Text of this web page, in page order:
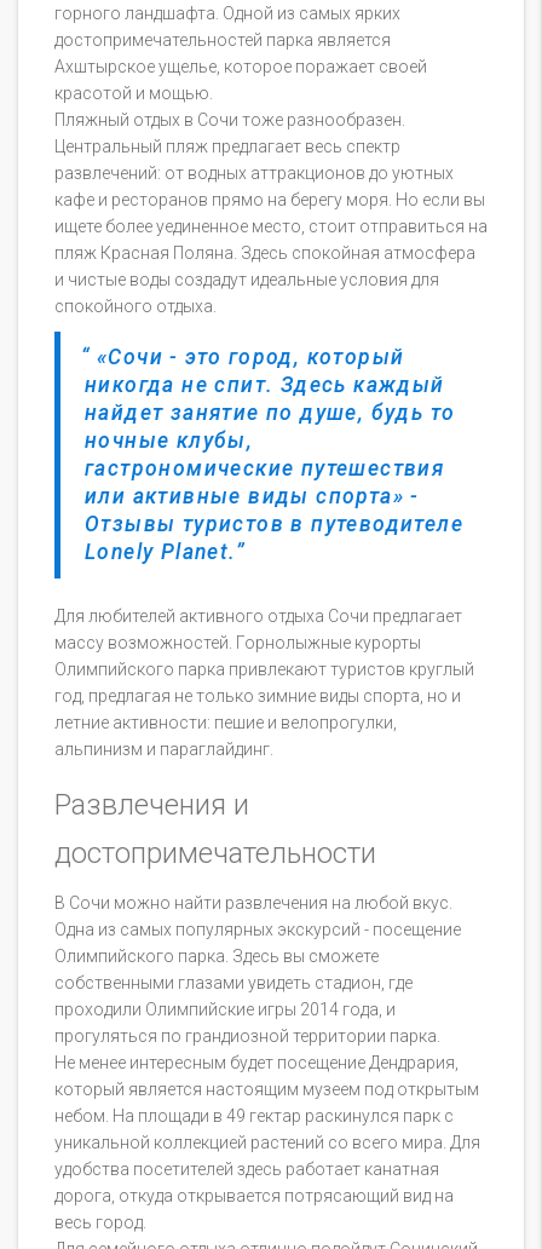
горного ландшафта. Одной из самых ярких
достопримечательностей парка является
Ахштырское ущелье, которое поражает своей
красотой и мощью.
Пляжный отдых в Сочи тоже разнообразен.
Центральный пляж предлагает весь спектр
развлечений: от водных аттракционов до уютных
кафе и ресторанов прямо на берегу моря. Но если вы
ищете более уединенное место, стоит отправиться на
пляж Красная Поляна. Здесь спокойная атмосфера
и чистые воды создадут идеальные условия для
спокойного отдыха.
«Сочи - это город, который
никогда не спит. Здесь каждый
найдет занятие по душе, будь то
ночные клубы,
гастрономические путешествия
или активные виды спорта» -
Отзывы туристов в путеводителе
Lonely Planet.
Для любителей активного отдыха Сочи предлагает
массу возможностей. Горнолыжные курорты
Олимпийского парка привлекают туристов круглый
год, предлагая не только зимние виды спорта, но и
летние активности: пешие и велопрогулки,
альпинизм и параглайдинг.
Развлечения и
достопримечательности
В Сочи можно найти развлечения на любой вкус.
Одна из самых популярных экскурсий - посещение
Олимпийского парка. Здесь вы сможете
собственными глазами увидеть стадион, где
проходили Олимпийские игры 2014 года, и
прогуляться по грандиозной территории парка.
Не менее интересным будет посещение Дендрария,
который является настоящим музеем под открытым
небом. На площади в 49 гектар раскинулся парк с
уникальной коллекцией растений со всего мира. Для
удобства посетителей здесь работает канатная
дорога, откуда открывается потрясающий вид на
весь город.